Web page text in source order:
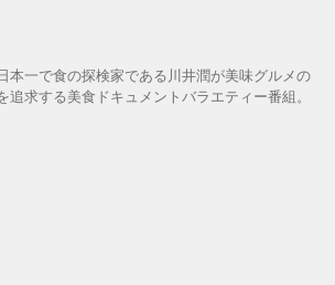
本一で食の探検家である川井潤が美味グルメの
求する美食ドキュメントバラエティー番組。